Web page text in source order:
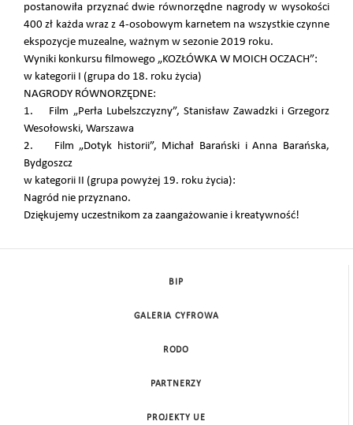
postanowiła przyznać dwie równorzędne nagrody w wysokości
400 zł każda wraz z 4-osobowym karnetem na wszystkie czynne
ekspozycje muzealne, ważnym w sezonie 2019 roku.
Wyniki konkursu filmowego „KOZŁÓWKA W MOICH OCZACH”:
w kategorii I (grupa do 18. roku życia)
NAGRODY RÓWNORZĘDNE:
1. Film „Perła Lubelszczyzny”, Stanisław Zawadzki i Grzegorz
Wesołowski, Warszawa
2. Film „Dotyk historii”, Michał Barański i Anna Barańska,
Bydgoszcz
w kategorii II (grupa powyżej 19. roku życia):
Nagród nie przyznano.
Dziękujemy uczestnikom za zaangażowanie i kreatywność!
BIP
GALERIA CYFROWA
RODO
PARTNERZY
PROJEKTY UE